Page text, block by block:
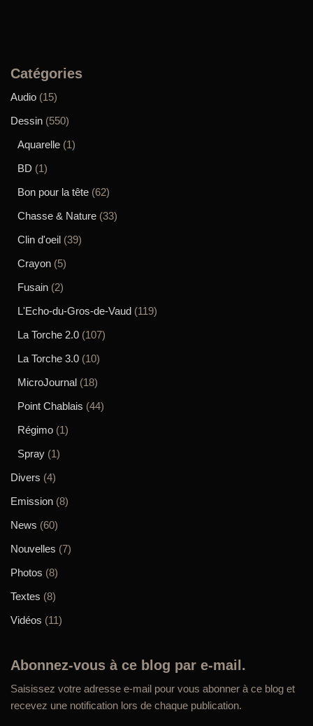
Catégories
Audio (15)
Dessin (550)
Aquarelle (1)
BD (1)
Bon pour la tête (62)
Chasse & Nature (33)
Clin d'oeil (39)
Crayon (5)
Fusain (2)
L'Echo-du-Gros-de-Vaud (119)
La Torche 2.0 (107)
La Torche 3.0 (10)
MicroJournal (18)
Point Chablais (44)
Régimo (1)
Spray (1)
Divers (4)
Emission (8)
News (60)
Nouvelles (7)
Photos (8)
Textes (8)
Vidéos (11)
Abonnez-vous à ce blog par e-mail.
Saisissez votre adresse e-mail pour vous abonner à ce blog et
recevez une notification lors de chaque publication.